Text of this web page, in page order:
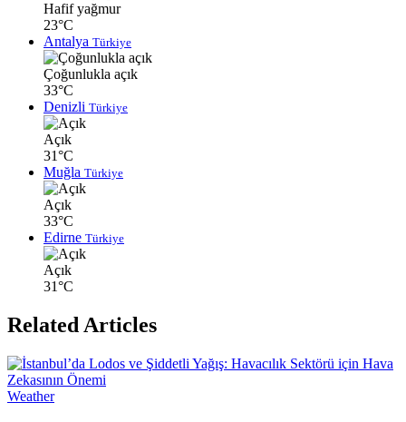
Hafif yağmur
23°C
Antalya Türkiye
Çoğunlukla açık
33°C
Denizli Türkiye
Açık
31°C
Muğla Türkiye
Açık
33°C
Edirne Türkiye
Açık
31°C
Related Articles
Weather